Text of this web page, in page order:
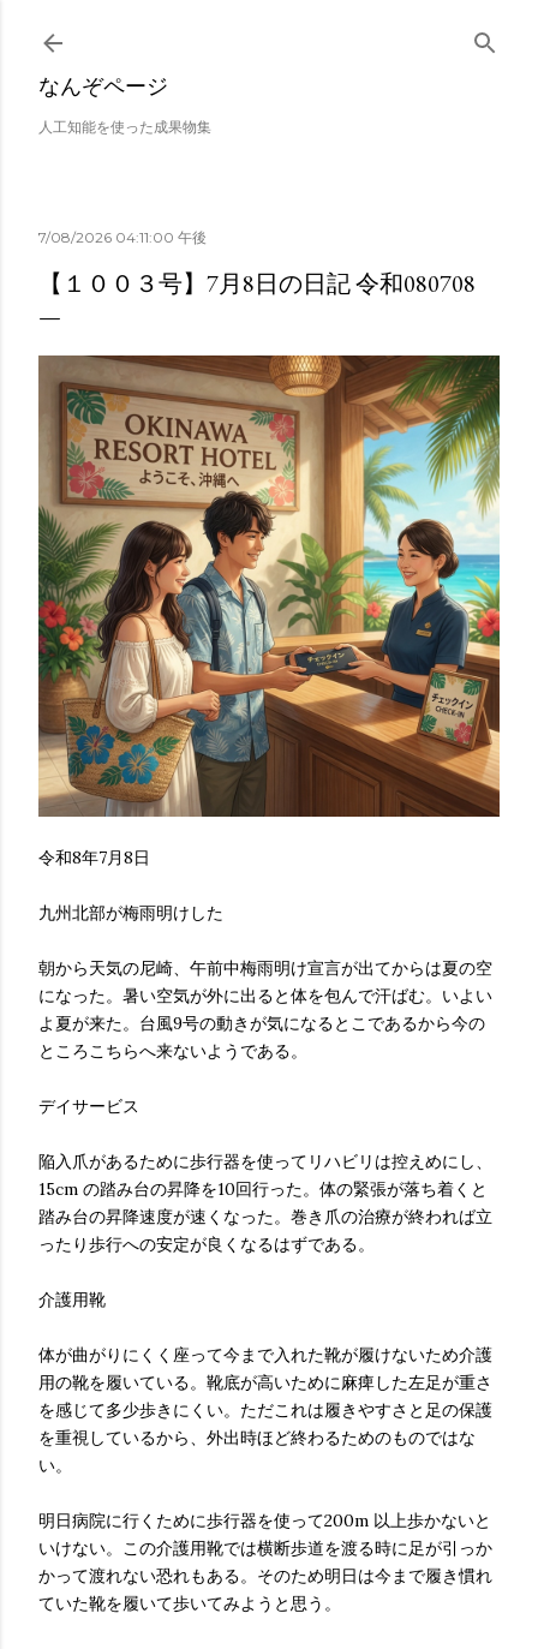
スキップしてメイン コンテンツに移動
なんぞページ
人工知能を使った成果物集
7/08/2026 04:11:00 午後
【１００３号】7月8日の日記 令和080708
令和8年7月8日
九州北部が梅雨明けした
朝から天気の尼崎、午前中梅雨明け宣言が出てからは夏の空
になった。暑い空気が外に出ると体を包んで汗ばむ。いよい
よ夏が来た。台風9号の動きが気になるとこであるから今の
ところこちらへ来ないようである。
デイサービス
陥入爪があるために歩行器を使ってリハビリは控えめにし、
15cm の踏み台の昇降を10回行った。体の緊張が落ち着くと
踏み台の昇降速度が速くなった。巻き爪の治療が終われば立
ったり歩行への安定が良くなるはずである。
介護用靴
体が曲がりにくく座って今まで入れた靴が履けないため介護
用の靴を履いている。靴底が高いために麻痺した左足が重さ
を感じて多少歩きにくい。ただこれは履きやすさと足の保護
を重視しているから、外出時ほど終わるためのものではな
い。
明日病院に行くために歩行器を使って200m 以上歩かないと
いけない。この介護用靴では横断歩道を渡る時に足が引っか
かって渡れない恐れもある。そのため明日は今まで履き慣れ
ていた靴を履いて歩いてみようと思う。